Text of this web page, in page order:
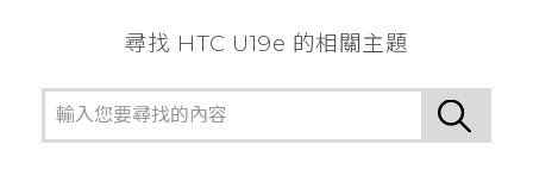
尋找 HTC U19e 的相關主題